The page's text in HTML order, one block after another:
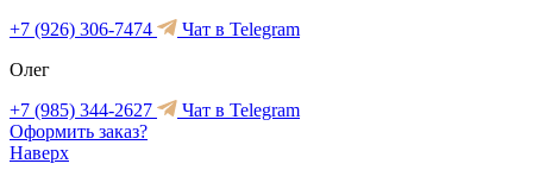
+7 (926) 306-7474
Чат в Telegram
Олег
+7 (985) 344-2627
Чат в Telegram
Оформить заказ?
Наверх